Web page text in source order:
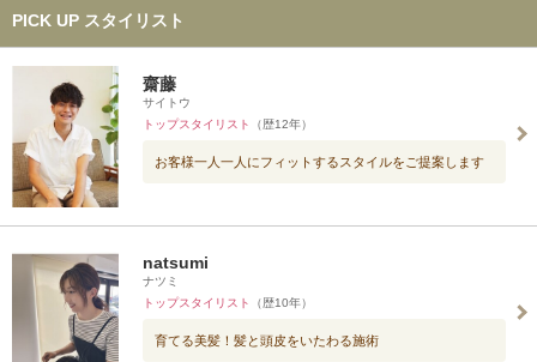
PICK UP スタイリスト
齋藤
サイトウ
トップスタイリスト
（歴12年）
お客様一人一人にフィットするスタイルをご提案します
natsumi
ナツミ
トップスタイリスト
（歴10年）
育てる美髪！髪と頭皮をいたわる施術